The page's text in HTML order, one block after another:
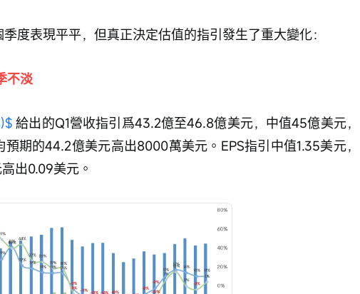
度表現平平，但真正決定估值的指引發生了重大變化：
不淡
給出的Q1營收指引爲43.2億至46.8億美元，中值45億美元，
期的44.2億美元高出8000萬美元。EPS指引中值1.35美元，
出0.09美元。